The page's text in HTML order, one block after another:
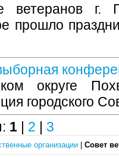
ветеранов г.
прошло
округе
городского
1 | 2 | 3
организации Совет